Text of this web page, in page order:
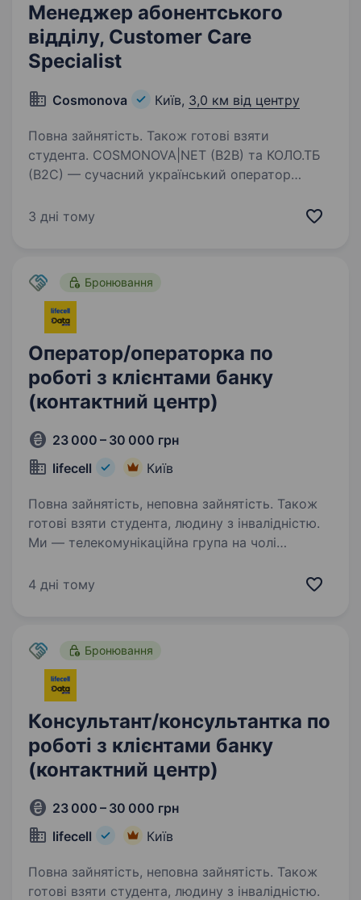
Менеджер абонентського
відділу, Customer Care
Specialist
Cosmonova Київ, 3,0 км від центру
Повна зайнятість. Також готові взяти
студента. COSMONOVA|NET (B2B) та КОЛО.ТБ
(B2C) — сучасний український оператор
стабільний інтернет та якісне телебачення для
3 дні тому
Бронювання
Оператор/операторка по
роботі з клієнтами банку
(контактний центр)
23 000 – 30 000 грн
lifecell
Київ
Повна зайнятість, неповна зайнятість. Також
готові взяти студента, людину з інвалідністю.
Ми — телекомунікаційна група на чолі
фіксований зв’язок, інтернет, телебачення
країну на зв’язку, інвестуючи…
4 дні тому
Бронювання
Консультант/консультантка по
роботі з клієнтами банку
(контактний центр)
23 000 – 30 000 грн
lifecell
Київ
Повна зайнятість, неповна зайнятість. Також
готові взяти студента, людину з інвалідністю.